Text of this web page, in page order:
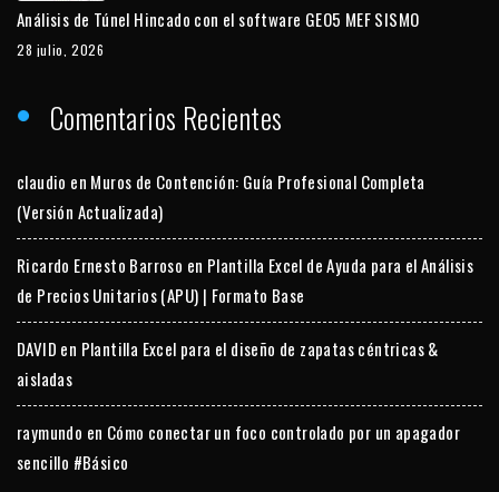
Análisis de Túnel Hincado con el software GEO5 MEF SISMO
28 julio, 2026
Comentarios Recientes
claudio en Muros de Contención: Guía Profesional Completa
(Versión Actualizada)
Ricardo Ernesto Barroso en Plantilla Excel de Ayuda para el Análisis
de Precios Unitarios (APU) | Formato Base
DAVID en Plantilla Excel para el diseño de zapatas céntricas &
aisladas
raymundo en Cómo conectar un foco controlado por un apagador
sencillo #Básico